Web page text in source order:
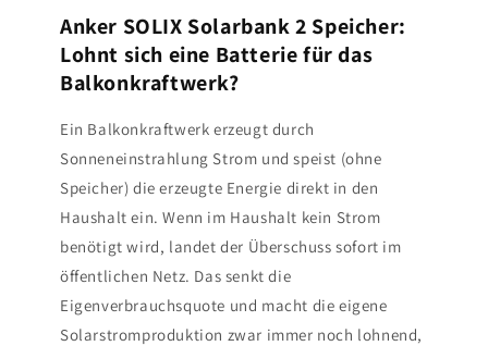
Anker SOLIX Solarbank 2 Speicher:
Lohnt sich eine Batterie für das
Balkonkraftwerk?
Ein Balkonkraftwerk erzeugt durch
Sonneneinstrahlung Strom und speist (ohne
Speicher) die erzeugte Energie direkt in den
Haushalt ein. Wenn im Haushalt kein Strom
benötigt wird, landet der Überschuss sofort im
öffentlichen Netz. Das senkt die
Eigenverbrauchsquote und macht die eigene
Solarstromproduktion zwar immer noch lohnend,